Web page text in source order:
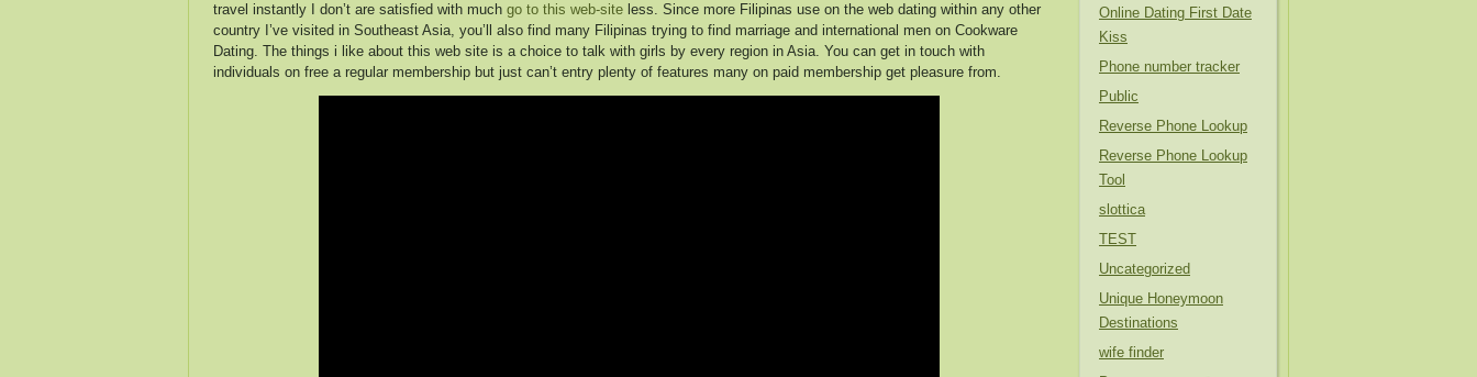
travel instantly I don’t are satisfied with much go to this web-site less. Since more Filipinas use on the web dating within any other
country I’ve visited in Southeast Asia, you’ll also find many Filipinas trying to find marriage and international men on Cookware
Dating. The things i like about this web site is a choice to talk with girls by every region in Asia. You can get in touch with
individuals on free a regular membership but just can’t entry plenty of features many on paid membership get pleasure from.
Online Dating First Date
Kiss
Phone number tracker
Public
Reverse Phone Lookup
Reverse Phone Lookup
Tool
slottica
TEST
Uncategorized
Unique Honeymoon
Destinations
wife finder